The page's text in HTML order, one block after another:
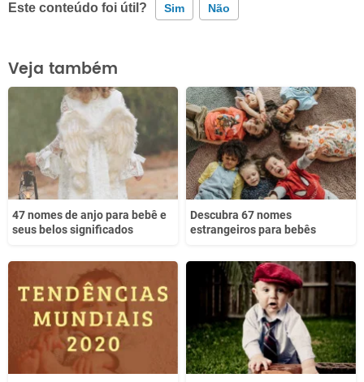
Este conteúdo foi útil? Sim Não
Este conteúdo contém informação incorreta
Este conteúdo não tem a informação que procuro
Outro
Veja também
47 nomes de anjo para bebê e
seus belos significados
Descubra 67 nomes
estrangeiros para bebês